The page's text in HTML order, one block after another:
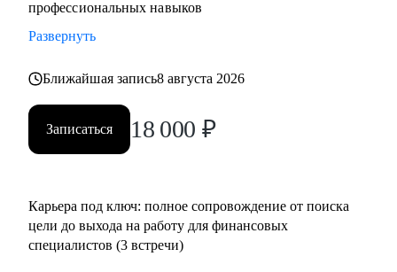
профессиональных навыков
Развернуть
Ближайшая запись8 августа 2026
Записаться 18 000 ₽
Карьера под ключ: полное сопровождение от поиска
цели до выхода на работу для финансовых
специалистов (3 встречи)